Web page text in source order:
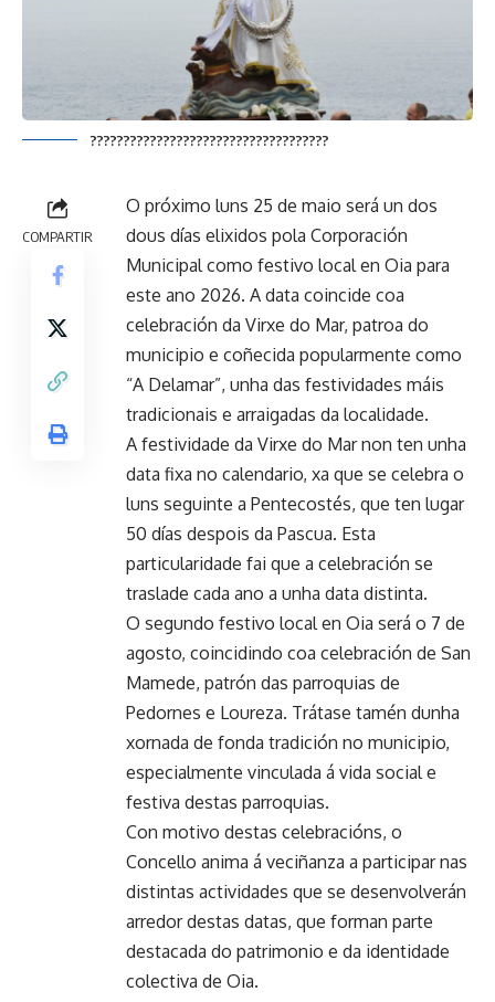
????????????????????????????????????
COMPARTIR
O próximo luns 25 de maio será un dos
dous días elixidos pola Corporación
Municipal como festivo local en Oia para
este ano 2026. A data coincide coa
celebración da Virxe do Mar, patroa do
municipio e coñecida popularmente como
“A Delamar”, unha das festividades máis
tradicionais e arraigadas da localidade.
A festividade da Virxe do Mar non ten unha
data fixa no calendario, xa que se celebra o
luns seguinte a Pentecostés, que ten lugar
50 días despois da Pascua. Esta
particularidade fai que a celebración se
traslade cada ano a unha data distinta.
O segundo festivo local en Oia será o 7 de
agosto, coincidindo coa celebración de San
Mamede, patrón das parroquias de
Pedornes e Loureza. Trátase tamén dunha
xornada de fonda tradición no municipio,
especialmente vinculada á vida social e
festiva destas parroquias.
Con motivo destas celebracións, o
Concello anima á veciñanza a participar nas
distintas actividades que se desenvolverán
arredor destas datas, que forman parte
destacada do patrimonio e da identidade
colectiva de Oia.